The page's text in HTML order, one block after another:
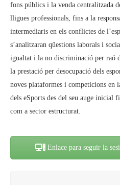
fons públics i la venda centralitzada
lligues professionals, fins a la
intermediaris en els conflictes de
s’analitzaran qüestions laborals i
igualtat i la no discriminació per raó
la prestació per desocupació dels
noves plataformes i competicions
dels eSports des del seu auge inicial
com a sector estructurat.
Enlace para seguir la